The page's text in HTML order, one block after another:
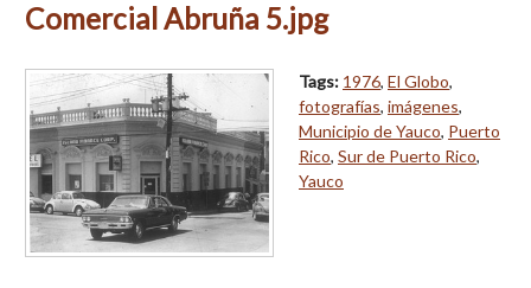
Comercial Abruña 5.jpg
Tags: 1976, El Globo,
fotografías, imágenes,
Municipio de Yauco, Puerto
Rico, Sur de Puerto Rico,
Yauco